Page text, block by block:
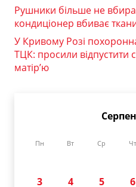
Рушники більше не
кондиціонер вбиває
У Кривому Розі
ТЦК: просили відпустити
матір’ю
Пн Вт Ср Чт
3
4 5 6